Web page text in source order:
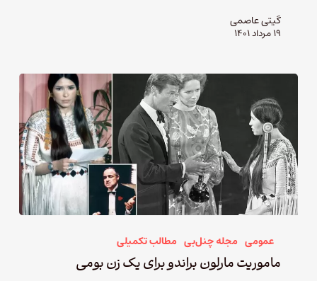
گیتی عاصمی
۱۹ مرداد ۱۴۰۱
عمومی مجله چنل‌بی مطالب تکمیلی
ماموریت مارلون براندو برای یک زن بومی